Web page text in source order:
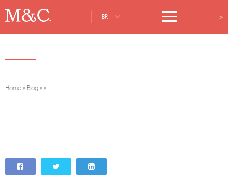
BR >
Home » Blog » »